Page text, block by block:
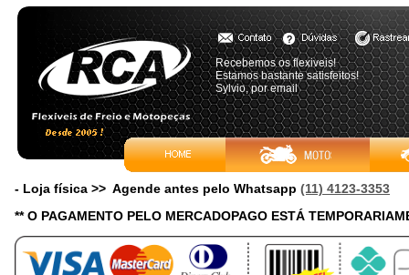
Recebemos os flexiveis!
Estamos bastante satisfeitos!
Sylvio, por email
- Loja física >> Agende antes pelo Whatsapp (11) 4123-3353
** O PAGAMENTO PELO MERCADOPAGO ESTÁ